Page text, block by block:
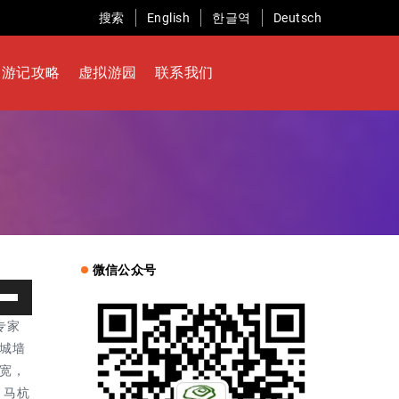
搜索 English 한글역 Deutsch
游记攻略 虚拟游园 联系我们
家
墙
，
马杭
微信公众号